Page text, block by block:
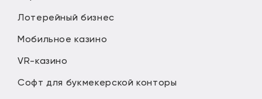
Лотерейный бизнес
Мобильное казино
VR-казино
Софт для букмекерской конторы